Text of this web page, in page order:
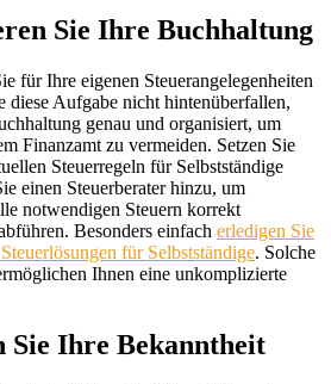
Sie Ihre Buchhaltung
für Ihre eigenen Steuerangelegenheiten
diese Aufgabe nicht hintenüberfallen,
genau und organisiert, um
Finanzamt zu vermeiden. Setzen Sie
Steuerregeln für Selbstständige
einen Steuerberater hinzu, um
notwendigen Steuern korrekt
Besonders einfach erledigen Sie
für Selbstständige. Solche
Ihnen eine unkomplizierte
Sie Ihre Bekanntheit